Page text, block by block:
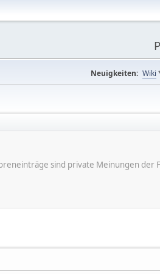
Neuigkeiten: Wiki
sind private Meinungen